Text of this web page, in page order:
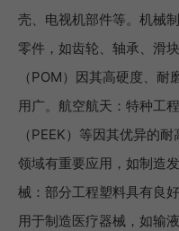
壳、电视机部件等。机械
零件，如齿轮、轴承、滑
（POM）因其高硬度、
用广。航空航天：特种工
（PEEK）等因其优异的
领域有重要应用，如制造
械：部分工程塑料具有良
用于制造医疗器械，如输